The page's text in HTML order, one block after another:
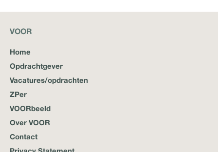
VOOR
Home
Opdrachtgever
Vacatures/opdrachten
ZPer
VOORbeeld
Over VOOR
Contact